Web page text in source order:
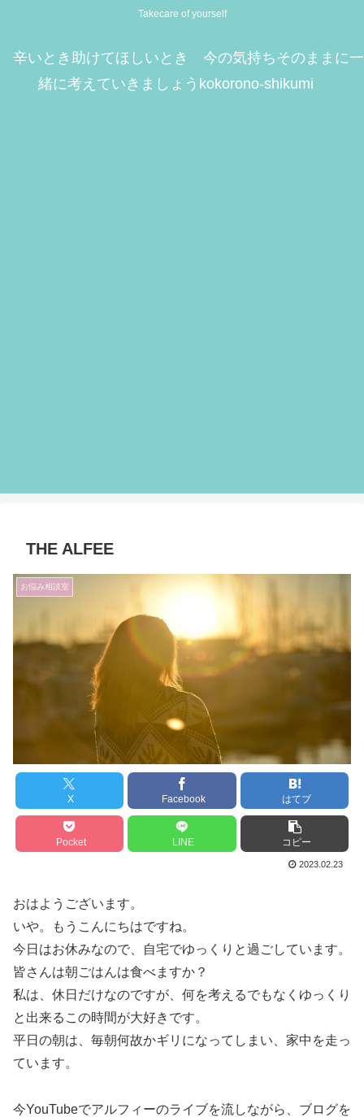
Takecare of yourself
辛いとき助けてほしいとき 今の気持ちそのままに一
緒に考えていきましょうkokorono-shikumi
THE ALFEE
お悩み相談室
X Facebook はてブ
Pocket LINE コピー
2023.02.23
おはようございます。
いや。もうこんにちはですね。
今日はお休みなので、自宅でゆっくりと過ごしています。
皆さんは朝ごはんは食べますか？
私は、休日だけなのですが、何を考えるでもなくゆっくり
と出来るこの時間が大好きです。
平日の朝は、毎朝何故かギリになってしまい、家中を走っ
ています。
今YouTubeでアルフィーのライブを流しながら、ブログを